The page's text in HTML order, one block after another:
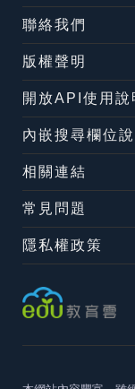
聯絡我們
版權聲明
開放API使用說
內嵌搜尋欄位說
相關連結
常見問題
隱私權政策